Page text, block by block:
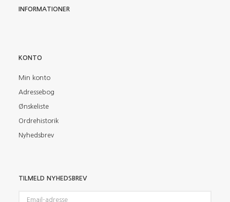
INFORMATIONER
KONTO
Min konto
Adressebog
Ønskeliste
Ordrehistorik
Nyhedsbrev
TILMELD NYHEDSBREV